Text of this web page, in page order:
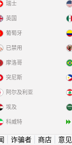
瑞士
英国
葡萄牙
已禁用
摩洛哥
突尼斯
阿尔及利亚
埃及
科威特
诈骗者| 商店| 意见